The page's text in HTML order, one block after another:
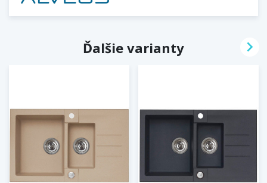
Ďalšie varianty 